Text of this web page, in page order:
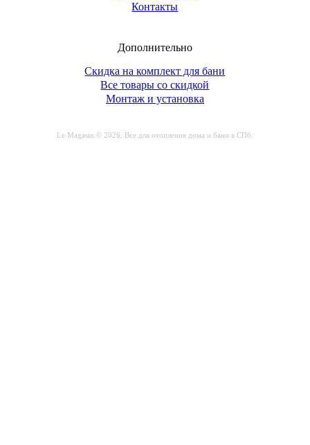
Контакты
Дополнительно
Скидка на комплект для бани
Все товары со скидкой
Монтаж и установка
Le Magasin © 2026. Все для отопления дома и бани в СПб.